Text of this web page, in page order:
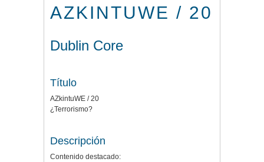
AZKINTUWE / 20
Dublin Core
Título
AZkintuWE / 20
¿Terrorismo?
Descripción
Contenido destacado: